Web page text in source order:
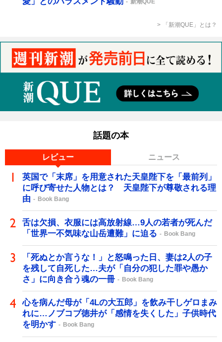
新潮QUE
「新潮QUE」とは？
話題の本
レビュー ニュース
英国で「末席」を用意された天皇陛下を「最前列」
に呼び寄せた人物とは？ 天皇陛下が尊敬される理
由
Book Bang
舌は欠損、衣服には高放射線…9人の若者が死んだ
「世界一不気味な山岳遭難」に迫る
Book Bang
「死ぬとか言うな！」と怒鳴った日、妻は2人の子
を残して自死した…夫が「自分の犯した罪や愚か
さ」に向き合う魂の一冊
Book Bang
心を病んだ母が「4Lの大五郎」を飲み干しゲロまみ
れに…ノブコブ徳井が「感情を失くした」子供時代
を明かす
Book Bang